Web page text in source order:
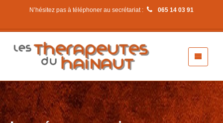
N’hésitez pas à téléphoner au secrétariat : 065 14 03 91